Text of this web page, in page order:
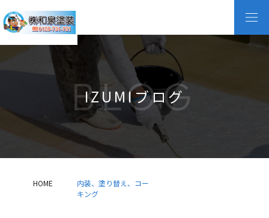
IZUMIブログ
BLOG
HOME
内装、塗り替え、コー
キング